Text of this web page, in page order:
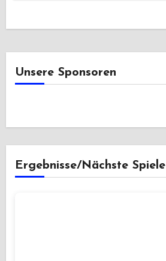
Unsere Sponsoren
Ergebnisse/Nächste Spiele